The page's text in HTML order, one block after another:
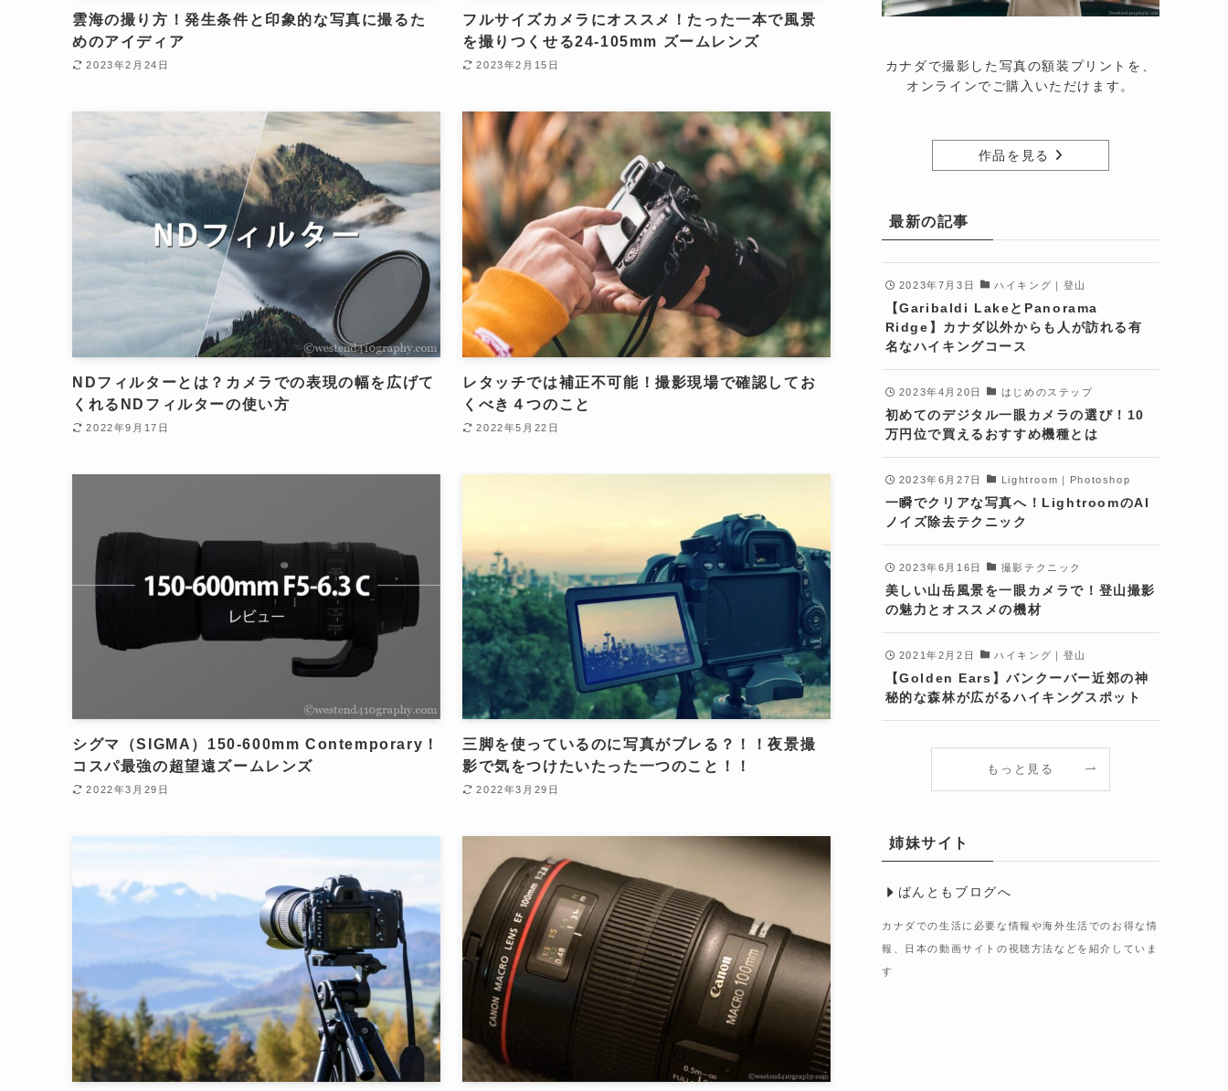
雲海の撮り方！発生条件と印象的な写真に撮るた
めのアイディア
2023年2月24日
フルサイズカメラにオススメ！たった一本で風景
を撮りつくせる24-105mm ズームレンズ
2023年2月15日
NDフィルターとは？カメラでの表現の幅を広げて
くれるNDフィルターの使い方
2022年9月17日
レタッチでは補正不可能！撮影現場で確認してお
くべき４つのこと
2022年5月22日
シグマ（SIGMA）150-600mm Contemporary！
コスパ最強の超望遠ズームレンズ
2022年3月29日
三脚を使っているのに写真がブレる？！！夜景撮
影で気をつけたいたった一つのこと！！
2022年3月29日
カナダで撮影した写真の額装プリントを、
オンラインでご購入いただけます。
作品を見る
最新の記事
2023年7月3日 ハイキング｜登山
【Garibaldi LakeとPanorama
Ridge】カナダ以外からも人が訪れる有
名なハイキングコース
2023年4月20日 はじめのステップ
初めてのデジタル一眼カメラの選び！10
万円位で買えるおすすめ機種とは
2023年6月27日 Lightroom｜Photoshop
一瞬でクリアな写真へ！LightroomのAI
ノイズ除去テクニック
2023年6月16日 撮影テクニック
美しい山岳風景を一眼カメラで！登山撮影
の魅力とオススメの機材
2021年2月2日 ハイキング｜登山
【Golden Ears】バンクーバー近郊の神
秘的な森林が広がるハイキングスポット
もっと見る
姉妹サイト
ばんともブログへ
カナダでの生活に必要な情報や海外生活でのお得な情
報、日本の動画サイトの視聴方法などを紹介していま
す